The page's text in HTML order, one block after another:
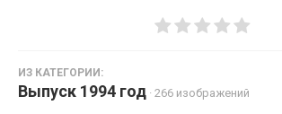
ИЗ КАТЕГОРИИ:
Выпуск 1994 год · 266 изображений